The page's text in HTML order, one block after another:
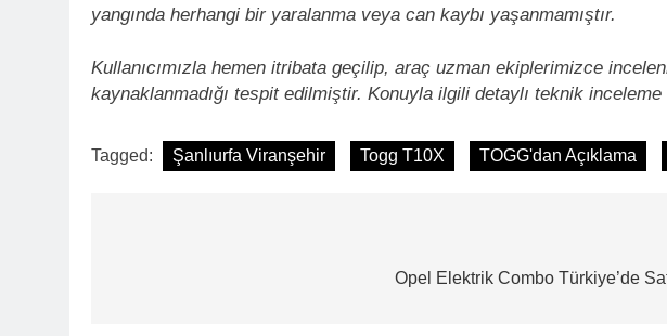
yangında herhangi bir yaralanma veya can kaybı yaşanmamıştır.
Kullanıcımızla hemen itribata geçilip, araç uzman ekiplerimizce
kaynaklanmadığı tespit edilmiştir. Konuyla ilgili detaylı teknik inceleme
Tagged: Şanlıurfa Viranşehir Togg T10X TOGG'dan Açıklama
Opel Elektrik Combo Türkiye’de